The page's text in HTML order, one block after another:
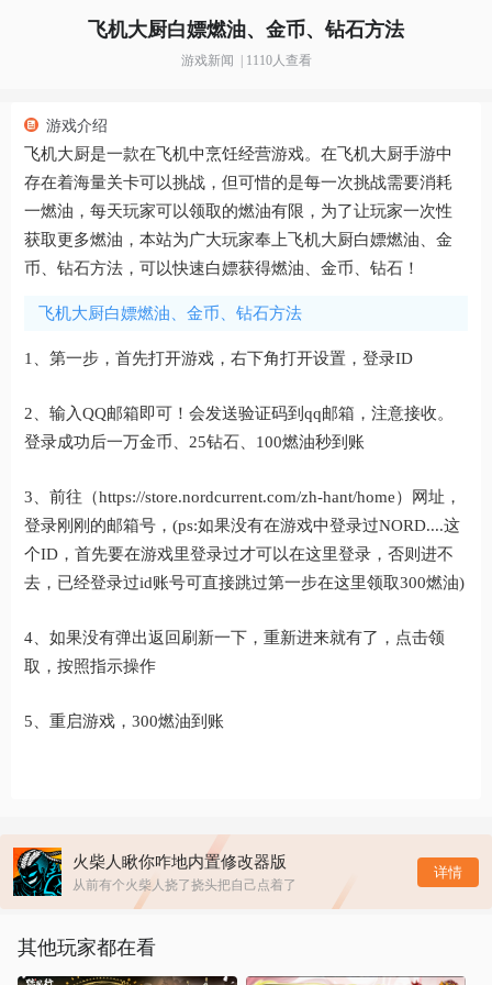
飞机大厨白嫖燃油、金币、钻石方法
游戏新闻 | 1110人查看
游戏介绍
飞机大厨是一款在飞机中烹饪经营游戏。在飞机大厨手游中
存在着海量关卡可以挑战，但可惜的是每一次挑战需要消耗
一燃油，每天玩家可以领取的燃油有限，为了让玩家一次性
获取更多燃油，本站为广大玩家奉上飞机大厨白嫖燃油、金
币、钻石方法 ，可以快速白嫖获得燃油、金币、钻石！
飞机大厨白嫖燃油、金币、钻石方法
1、第一步，首先打开游戏，右下角打开设置，登录ID
2、输入QQ邮箱即可！会发送验证码到qq邮箱，注意接收。
登录成功后一万金币、25钻石、100燃油秒到账
3、前往（https://store.nordcurrent.com/zh-hant/home）网址，
登录刚刚的邮箱号，(ps:如果没有在游戏中登录过NORD....这
个ID，首先要在游戏里登录过才可以在这里登录，否则进不
去，已经登录过id账号可直接跳过第一步在这里领取300燃油)
4、如果没有弹出返回刷新一下，重新进来就有了，点击领
取，按照指示操作
5、重启游戏，300燃油到账
火柴人瞅你咋地内置修改器版
从前有个火柴人挠了挠头把自己点着了
详情
其他玩家都在看